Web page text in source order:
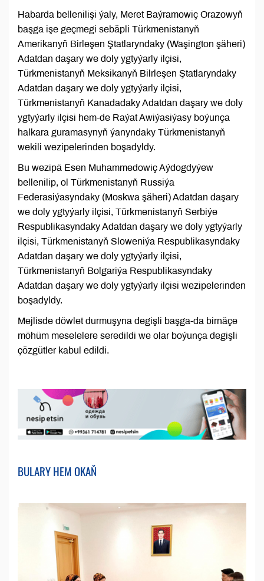
Habarda bellenilişi ýaly, Meret Baýramowiç Orazowyň
başga işe geçmegi sebäpli Türkmenistanyň
Amerikanyň Birleşen Ştatlaryndaky (Waşington şäheri)
Adatdan daşary we doly ygtyýarly ilçisi,
Türkmenistanyň Meksikanyň Bilrleşen Ştatlaryndaky
Adatdan daşary we doly ygtyýarly ilçisi,
Türkmenistanyň Kanadadaky Adatdan daşary we doly
ygtyýarly ilçisi hem-de Raýat Awiýasiýasy boýunça
halkara guramasynyň ýanyndaky Türkmenistanyň
wekili wezipelerinden boşadyldy.
Bu wezipä Esen Muhammedowiç Aýdogdyýew
bellenilip, ol Türkmenistanyň Russiýa
Federasiýasyndaky (Moskwa şäheri) Adatdan daşary
we doly ygtyýarly ilçisi, Türkmenistanyň Serbiýe
Respublikasyndaky Adatdan daşary we doly ygtyýarly
ilçisi, Türkmenistanyň Sloweniýa Respublikasyndaky
Adatdan daşary we doly ygtyýarly ilçisi,
Türkmenistanyň Bolgariýa Respublikasyndaky
Adatdan daşary we doly ygtyýarly ilçisi wezipelerinden
boşadyldy.
Mejlisde döwlet durmuşyna degişli başga-da birnäçe
möhüm meselelere seredildi we olar boýunça degişli
çözgütler kabul edildi.
BULARY HEM OKAŇ